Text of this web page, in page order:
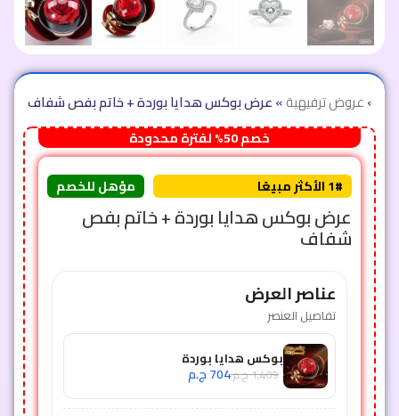
»عروض ترفيهية»عرض بوكس هدايا بوردة + خاتم بفص شفاف
خصم 50% لفترة محدودة
1# الأكثر مبيعًا مؤهل للخصم
عرض بوكس هدايا بوردة + خاتم بفص
شفاف
عناصر العرض
تفاصيل العنصر
بوكس هدايا بوردة
1,409ج.م704ج.م